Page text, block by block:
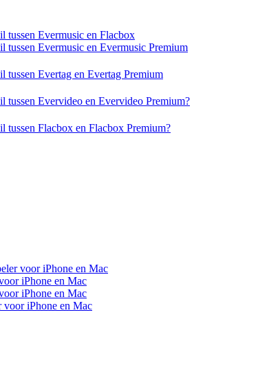
tussen Evermusic en Flacbox
tussen Evermusic en Evermusic Premium
tussen Evertag en Evertag Premium
tussen Evervideo en Evervideo Premium?
tussen Flacbox en Flacbox Premium?
voor iPhone en Mac
iPhone en Mac
iPhone en Mac
iPhone en Mac